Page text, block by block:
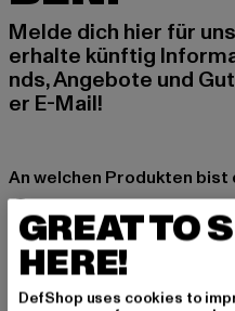
Melde dich hier für
erhalte künftig
nds, Angebote und
er E-Mail!
An welchen Produkten
MÄNNER
FRAUEN
E-MAIL
GREAT TO
HERE!
DefShop uses cookies to